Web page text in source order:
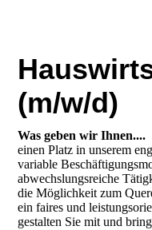
(m/w/d)
Was geben wir Ihnen....
einen Platz in unserem
variable
abwechslungsreiche
die Möglichkeit zum
ein faires und
gestalten Sie mit und